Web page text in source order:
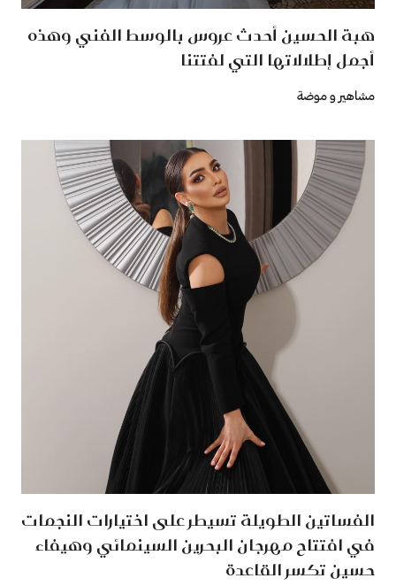
هبة الحسين أحدث عروس بالوسط الفني وهذه
أجمل إطلالاتها التي لفتتنا
مشاهير و موضة
الفساتين الطويلة تسيطر على اختيارات النجمات
في افتتاح مهرجان البحرين السينمائي وهيفاء
حسين تكسر القاعدة